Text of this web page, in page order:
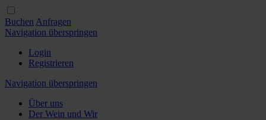
Buchen Anfragen
Navigation überspringen
Login
Registrieren
Navigation überspringen
Über uns
Der Wein und Wir